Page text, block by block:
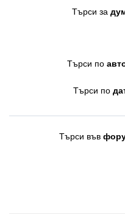
Търси за
Търси по
Търси по
Търси във